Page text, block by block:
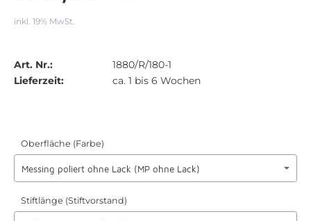
inkl. 19% MwSt.
Art. Nr.:
1880/R/180-1
Lieferzeit:
ca. 1 bis 6 Wochen
Oberfläche (Farbe)
Stiftlänge (Stiftvorstand)